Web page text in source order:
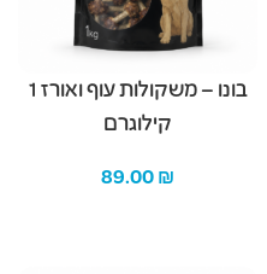
בונו – משקולות עוף ואורז 1
קילוגרם
89.00 ₪